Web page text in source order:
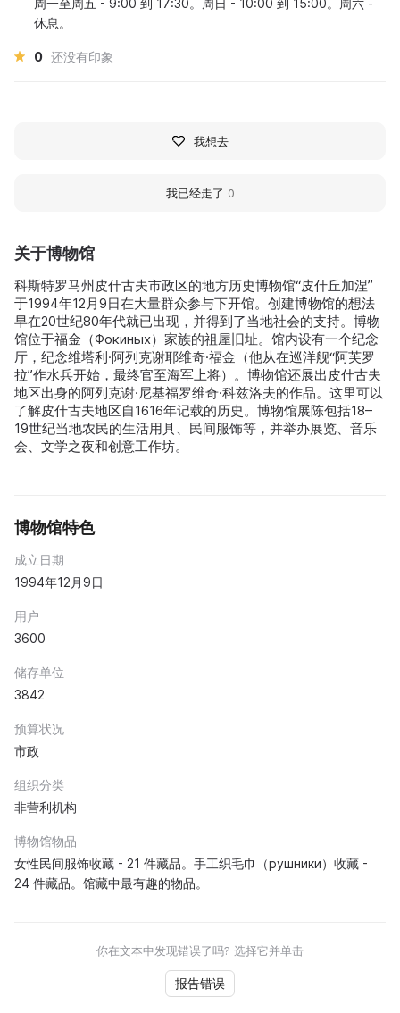
关于博物馆
科斯特罗马州皮什古夫市政区的地方历史博物馆“皮什丘加涅”
于1994年12月9日在大量群众参与下开馆。创建博物馆的想法
早在20世纪80年代就已出现，并得到了当地社会的支持。博物
馆位于福金（Фокиных）家族的祖屋旧址。馆内设有一个纪念
厅，纪念维塔利·阿列克谢耶维奇·福金（他从在巡洋舰“阿芙罗
拉”作水兵开始，最终官至海军上将）。博物馆还展出皮什古夫
地区出身的阿列克谢·尼基福罗维奇·科兹洛夫的作品。这里可以
了解皮什古夫地区自1616年记载的历史。博物馆展陈包括18–
19世纪当地农民的生活用具、民间服饰等，并举办展览、音乐
会、文学之夜和创意工作坊。
博物馆特色
成立日期
1994年12月9日
用户
3600
储存单位
3842
预算状况
市政
组织分类
非营利机构
博物馆物品
女性民间服饰收藏 - 21 件藏品。手工织毛巾（рушники）收藏 -
24 件藏品。馆藏中最有趣的物品。
你在文本中发现错误了吗? 选择它并单击
报告错误
休息。
0 还没有印象
我想去
我已经走了 0